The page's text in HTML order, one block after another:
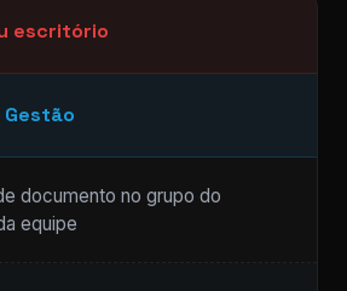
escritório
Gestão
documento no grupo do
equipe